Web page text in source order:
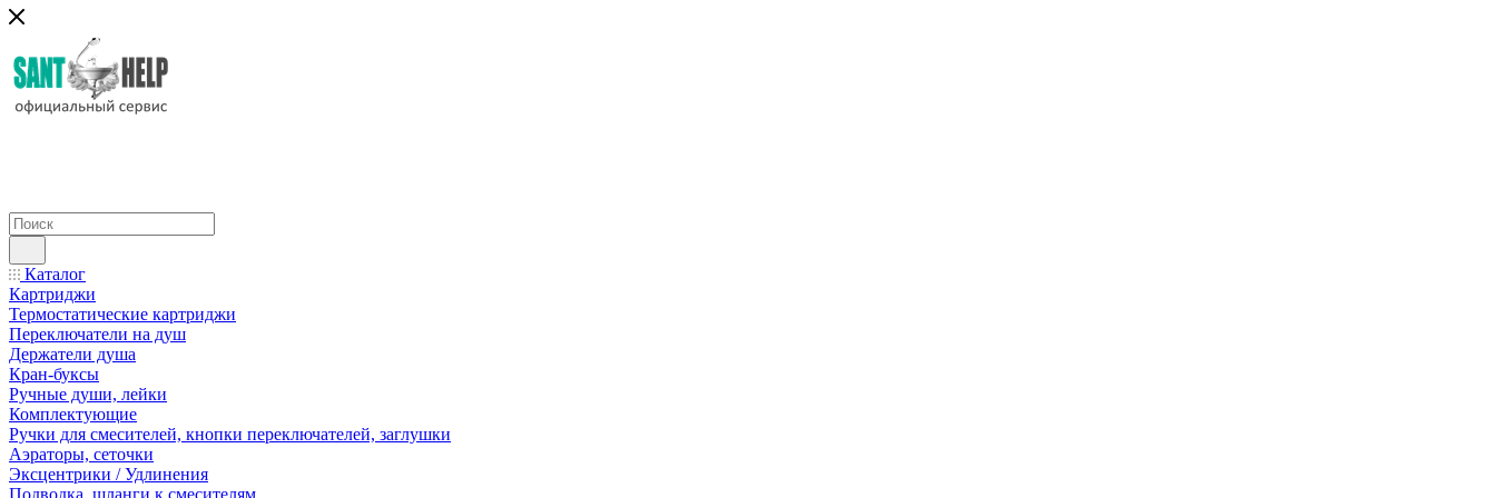
Каталог
Картриджи
Термостатические картриджи
Переключатели на душ
Держатели душа
Кран-буксы
Ручные души, лейки
Комплектующие
Ручки для смесителей, кнопки переключателей, заглушки
Аэраторы, сеточки
Эксцентрики / Удлинения
Подводка, шланги к смесителям